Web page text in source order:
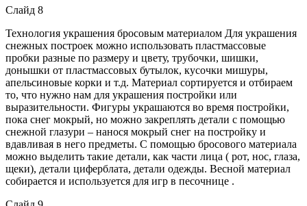
Слайд 8
Технология украшения бросовым материалом Для украшения
снежных построек можно использовать пластмассовые
пробки разные по размеру и цвету, трубочки, шишки,
донышки от пластмассовых бутылок, кусочки мишуры,
апельсиновые корки и т.д. Материал сортируется и отбираем
то, что нужно нам для украшения постройки или
выразительности. Фигуры украшаются во время постройки,
пока снег мокрый, но можно закреплять детали с помощью
снежной глазури – нанося мокрый снег на постройку и
вдавливая в него предметы. С помощью бросового материала
можно выделить такие детали, как части лица ( рот, нос, глаза,
щеки), детали циферблата, детали одежды. Весной материал
собирается и используется для игр в песочнице .